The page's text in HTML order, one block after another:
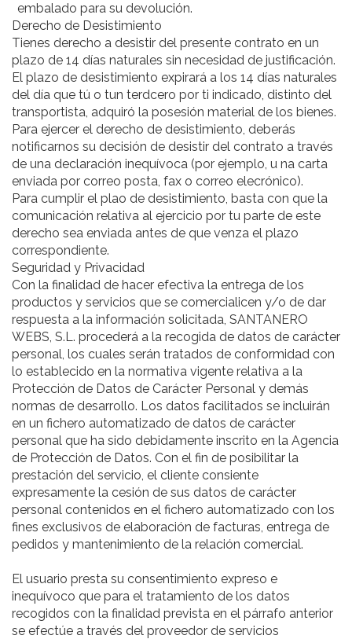
embalado para su devolución.
Derecho de Desistimiento
Tienes derecho a desistir del presente contrato en un
plazo de 14 días naturales sin necesidad de justificación.
El plazo de desistimiento expirará a los 14 días naturales
del día que tú o tun terdcero por ti indicado, distinto del
transportista, adquiró la posesión material de los bienes.
Para ejercer el derecho de desistimiento, deberás
notificarnos su decisión de desistir del contrato a través
de una declaración inequívoca (por ejemplo, u na carta
enviada por correo posta, fax o correo elecrónico).
Para cumplir el plao de desistimiento, basta con que la
comunicación relativa al ejercicio por tu parte de este
derecho sea enviada antes de que venza el plazo
correspondiente.
Seguridad y Privacidad
Con la finalidad de hacer efectiva la entrega de los
productos y servicios que se comercialicen y/o de dar
respuesta a la información solicitada, SANTANERO
WEBS, S.L. procederá a la recogida de datos de carácter
personal, los cuales serán tratados de conformidad con
lo establecido en la normativa vigente relativa a la
Protección de Datos de Carácter Personal y demás
normas de desarrollo. Los datos facilitados se incluirán
en un fichero automatizado de datos de carácter
personal que ha sido debidamente inscrito en la Agencia
de Protección de Datos. Con el fin de posibilitar la
prestación del servicio, el cliente consiente
expresamente la cesión de sus datos de carácter
personal contenidos en el fichero automatizado con los
fines exclusivos de elaboración de facturas, entrega de
pedidos y mantenimiento de la relación comercial.
El usuario presta su consentimiento expreso e
inequívoco que para el tratamiento de los datos
recogidos con la finalidad prevista en el párrafo anterior
se efectúe a través del proveedor de servicios